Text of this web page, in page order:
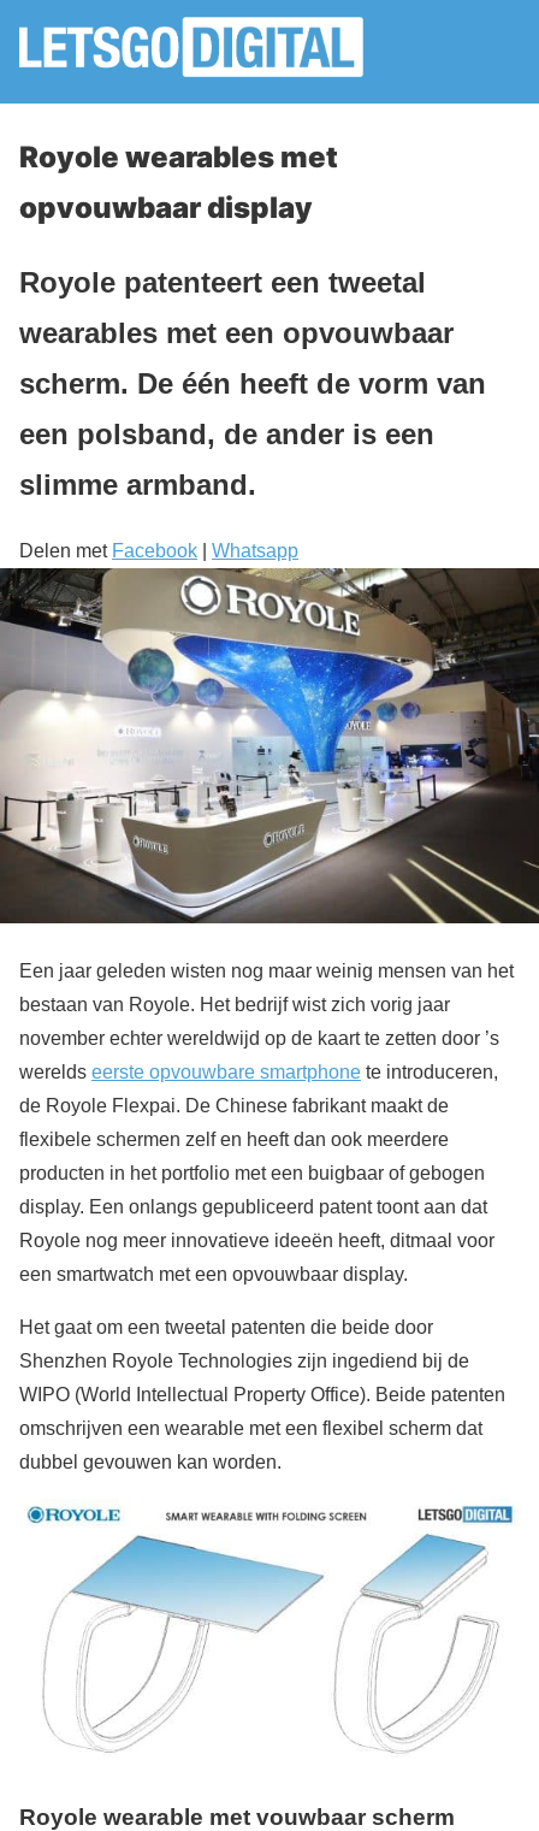
Royole wearables met
opvouwbaar display
Royole patenteert een tweetal
wearables met een opvouwbaar
scherm. De één heeft de vorm van
een polsband, de ander is een
slimme armband.
Delen met Facebook Whatsapp
Een jaar geleden wisten nog maar weinig mensen van het
bestaan van Royole. Het bedrijf wist zich vorig jaar
november echter wereldwijd op de kaart te zetten door ’s
werelds eerste opvouwbare smartphone te introduceren,
de Royole Flexpai. De Chinese fabrikant maakt de
flexibele schermen zelf en heeft dan ook meerdere
producten in het portfolio met een buigbaar of gebogen
display. Een onlangs gepubliceerd patent toont aan dat
Royole nog meer innovatieve ideeën heeft, ditmaal voor
een smartwatch met een opvouwbaar display.
Het gaat om een tweetal patenten die beide door
Shenzhen Royole Technologies zijn ingediend bij de
WIPO (World Intellectual Property Office). Beide patenten
omschrijven een wearable met een flexibel scherm dat
dubbel gevouwen kan worden.
Royole wearable met vouwbaar scherm